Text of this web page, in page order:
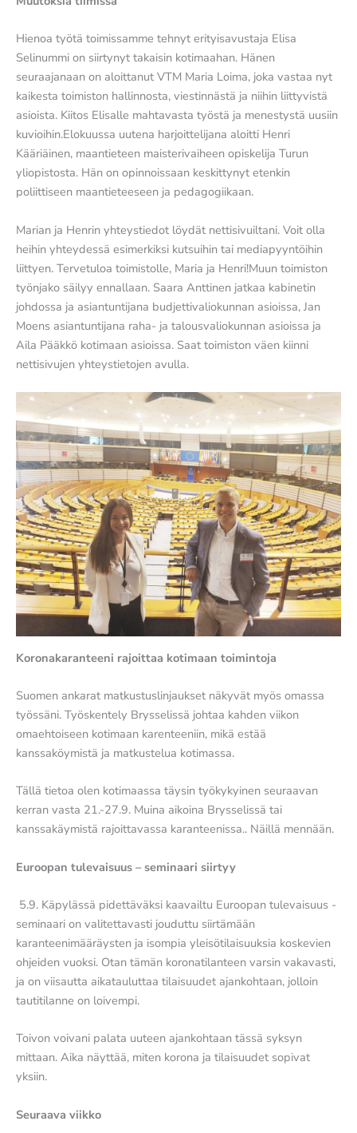
Hienoa työtä toimissamme tehnyt erityisavustaja Elisa
Selinummi on siirtynyt takaisin kotimaahan. Hänen
seuraajanaan on aloittanut VTM Maria Loima, joka vastaa nyt
kaikesta toimiston hallinnosta, viestinnästä ja niihin liittyvistä
asioista. Kiitos Elisalle mahtavasta työstä ja menestystä uusiin
kuvioihin.Elokuussa uutena harjoittelijana aloitti Henri
Kääriäinen, maantieteen maisterivaiheen opiskelija Turun
yliopistosta. Hän on opinnoissaan keskittynyt etenkin
poliittiseen maantieteeseen ja pedagogiikaan.
Marian ja Henrin yhteystiedot löydät nettisivuiltani. Voit olla
heihin yhteydessä esimerkiksi kutsuihin tai mediapyyntöihin
liittyen. Tervetuloa toimistolle, Maria ja Henri!Muun toimiston
työnjako säilyy ennallaan. Saara Anttinen jatkaa kabinetin
johdossa ja asiantuntijana budjettivaliokunnan asioissa, Jan
Moens asiantuntijana raha- ja talousvaliokunnan asioissa ja
Aila Pääkkö kotimaan asioissa. Saat toimiston väen kiinni
nettisivujen yhteystietojen avulla.
Koronakaranteeni rajoittaa kotimaan toimintoja
Suomen ankarat matkustuslinjaukset näkyvät myös omassa
työssäni. Työskentely Brysselissä johtaa kahden viikon
omaehtoiseen kotimaan karenteeniin, mikä estää
kanssaköymistä ja matkustelua kotimassa.
Tällä tietoa olen kotimaassa täysin työkykyinen seuraavan
kerran vasta 21.-27.9. Muina aikoina Brysselissä tai
kanssakäymistä rajoittavassa karanteenissa.. Näillä mennään.
Euroopan tulevaisuus – seminaari siirtyy
5.9. Käpylässä pidettäväksi kaavailtu Euroopan tulevaisuus -
seminaari on valitettavasti jouduttu siirtämään
karanteenimääräysten ja isompia yleisötilaisuuksia koskevien
ohjeiden vuoksi. Otan tämän koronatilanteen varsin vakavasti,
ja on viisautta aikatauluttaa tilaisuudet ajankohtaan, jolloin
tautitilanne on loivempi.
Toivon voivani palata uuteen ajankohtaan tässä syksyn
mittaan. Aika näyttää, miten korona ja tilaisuudet sopivat
yksiin.
Seuraava viikko